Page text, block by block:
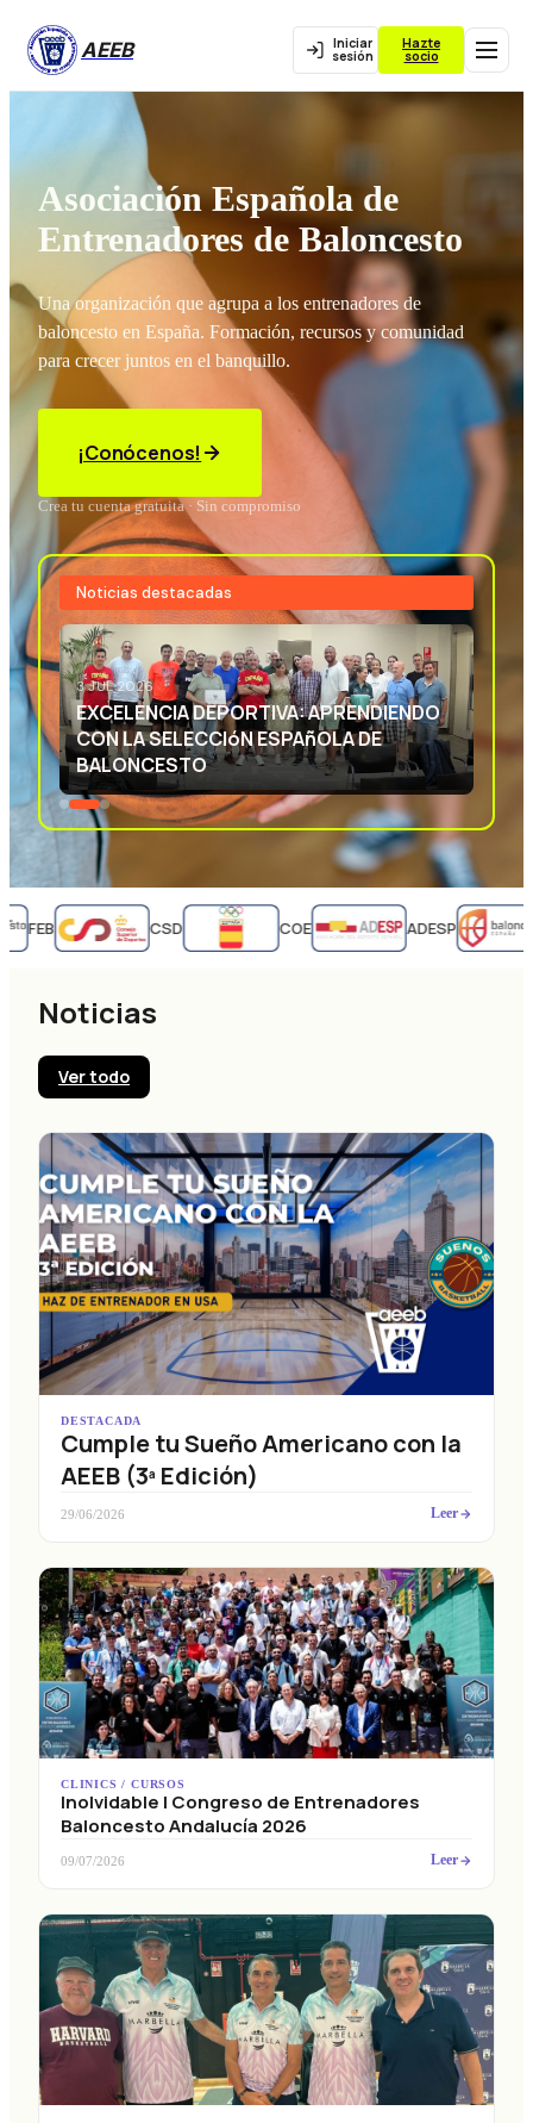
AEEB Iniciar
sesión
Hazte
socio
Asociación Española de
Entrenadores de Baloncesto
Una organización que agrupa a los entrenadores de
baloncesto en España. Formación, recursos y comunidad
para crecer juntos en el banquillo.
¡Conócenos!
Crea tu cuenta gratuita · Sin compromiso
Noticias destacadas
3 JUL 2026
EXCELENCIA DEPORTIVA: APRENDIENDO
CON LA SELECCIóN ESPAñOLA DE
BALONCESTO
FEB CSD COE ADESP
Noticias
Ver todo
DESTACADA
Cumple tu Sueño Americano con la
AEEB (3ª Edición)
29/06/2026 Leer
CLINICS / CURSOS
Inolvidable I Congreso de Entrenadores
Baloncesto Andalucía 2026
09/07/2026 Leer